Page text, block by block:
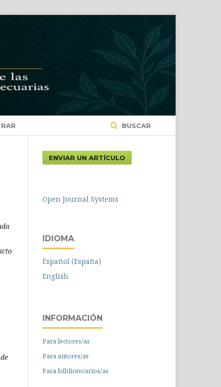
BUSCAR
ENVIAR UN ARTÍCULO
Open Journal Systems
IDIOMA
Español (España)
English
INFORMACIÓN
Para lectores/as
Para autores/as
Para bibliotecarios/as